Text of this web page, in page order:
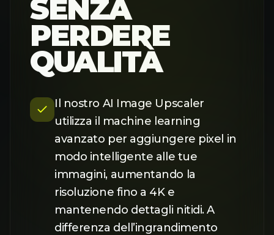
SENZA
PERDERE
QUALITÀ
Il nostro AI Image Upscaler
utilizza il machine learning
avanzato per aggiungere pixel in
modo intelligente alle tue
immagini, aumentando la
risoluzione fino a 4K e
mantenendo dettagli nitidi. A
differenza dell’ingrandimento